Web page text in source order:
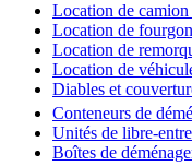
Location de camion
Location de
Location de
Location de
Diables et
Conteneurs de
Unités de libre-
Boîtes de